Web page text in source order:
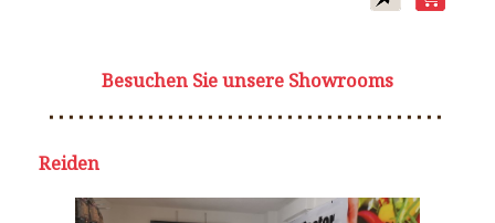
Besuchen Sie unsere Showrooms
Reiden